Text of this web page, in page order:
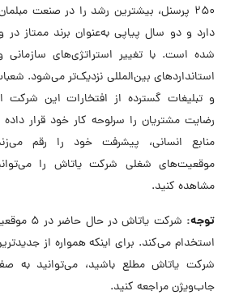
۲۵۰ پرسنل، بیشترین رشد را در صنعت
دارد و دو سال پیاپی به‌عنوان برند ممتاز در
شده است. با تغییر استراتژی‌های سازمانی
استانداردهای بین‌المللی نزدیک‌تر می‌شود.
و تبلیغات گسترده از افتخارات این
رضایت مشتریان را سرلوحه کار خود قرار داده
منابع انسانی، پیشرفت خود را رقم
موقعیت‌های شغلی شرکت یاتاش را
مشاهده کنید.
توجه:
شرکت
استخدام می‌کند. برای اینکه همواره از
شرکت یاتاش مطلع باشید، می‌توانید به
جاب‌ویژن مراجعه کنید.